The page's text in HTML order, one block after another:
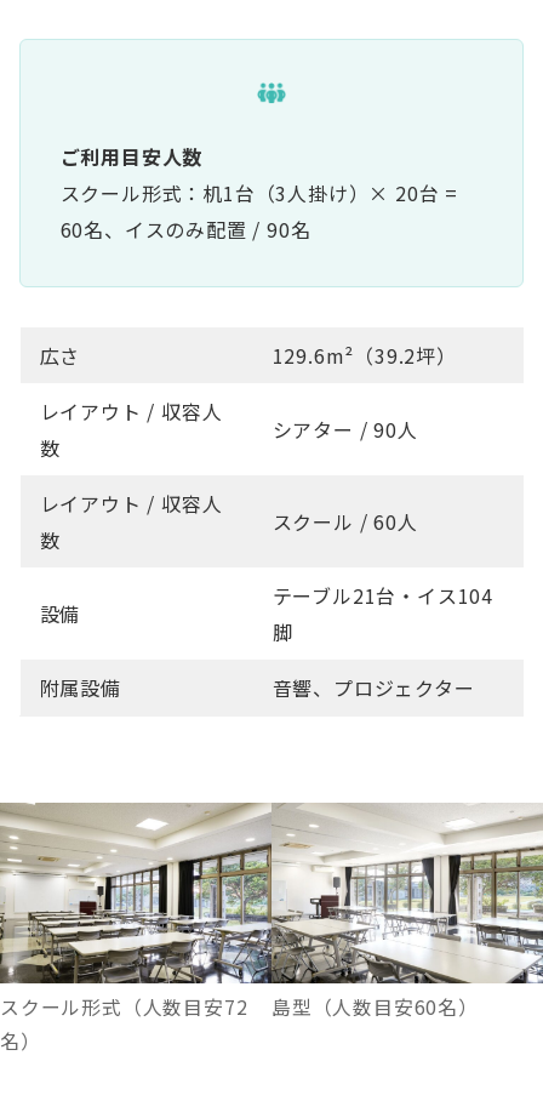
ご利用目安人数
スクール形式：机1台（3人掛け）× 20台 =
60名、イスのみ配置 / 90名
広さ
129.6m²（39.2坪）
レイアウト / 収容人
数
シアター / 90人
レイアウト / 収容人
数
スクール / 60人
設備
テーブル21台・イス104
脚
附属設備
音響、プロジェクター
スクール形式（人数目安72
名）
島型（人数目安60名）